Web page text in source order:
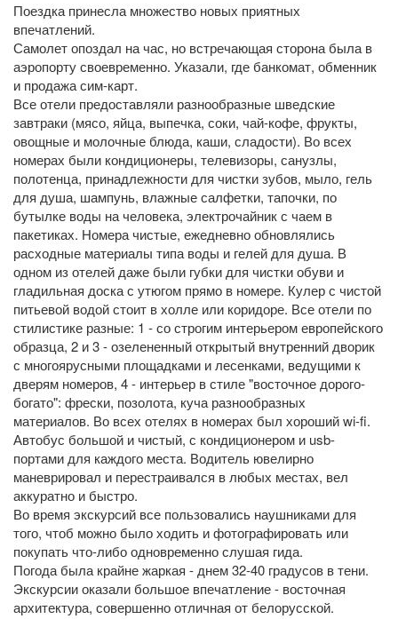
Поездка принесла множество новых приятных
впечатлений.
Самолет опоздал на час, но встречающая сторона была в
аэропорту своевременно. Указали, где банкомат, обменник
и продажа сим-карт.
Все отели предоставляли разнообразные шведские
завтраки (мясо, яйца, выпечка, соки, чай-кофе, фрукты,
овощные и молочные блюда, каши, сладости). Во всех
номерах были кондиционеры, телевизоры, санузлы,
полотенца, принадлежности для чистки зубов, мыло, гель
для душа, шампунь, влажные салфетки, тапочки, по
бутылке воды на человека, электрочайник с чаем в
пакетиках. Номера чистые, ежедневно обновлялись
расходные материалы типа воды и гелей для душа. В
одном из отелей даже были губки для чистки обуви и
гладильная доска с утюгом прямо в номере. Кулер с чистой
питьевой водой стоит в холле или коридоре. Все отели по
стилистике разные: 1 - со строгим интерьером европейского
образца, 2 и 3 - озелененный открытый внутренний дворик
с многоярусными площадками и лесенками, ведущими к
дверям номеров, 4 - интерьер в стиле "восточное дорого-
богато": фрески, позолота, куча разнообразных
материалов. Во всех отелях в номерах был хороший wi-fi.
Автобус большой и чистый, с кондиционером и usb-
портами для каждого места. Водитель ювелирно
маневрировал и перестраивался в любых местах, вел
аккуратно и быстро.
Во время экскурсий все пользовались наушниками для
того, чтоб можно было ходить и фотографировать или
покупать что-либо одновременно слушая гида.
Погода была крайне жаркая - днем 32-40 градусов в тени.
Экскурсии оказали большое впечатление - восточная
архитектура, совершенно отличная от белорусской.